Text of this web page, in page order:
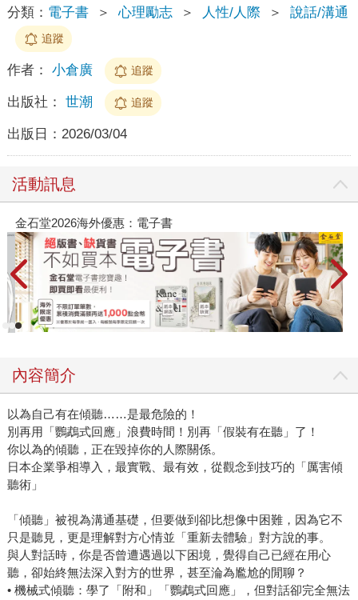
分類： 電子書 ＞ 心理勵志 ＞ 人性/人際 ＞ 說話/溝通
追蹤
作者： 小倉廣 追蹤
出版社： 世潮 追蹤
出版日： 2026/03/04
活動訊息
金石堂2026海外優惠：電子書
內容簡介
以為自己有在傾聽……是最危險的！
別再用「鸚鵡式回應」浪費時間！別再「假裝有在聽」了！
你以為的傾聽，正在毀掉你的人際關係。
日本企業爭相導入，最實戰、最有效，從觀念到技巧的「厲害傾
聽術」
「傾聽」被視為溝通基礎，但要做到卻比想像中困難，因為它不
只是聽見，更是理解對方心情並「重新去體驗」對方說的事。
與人對話時，你是否曾遭遇過以下困境，覺得自己已經在用心
聽，卻始終無法深入對方的世界，甚至淪為尷尬的閒聊？
• 機械式傾聽：學了「附和」「鸚鵡式回應」，但對話卻完全無法